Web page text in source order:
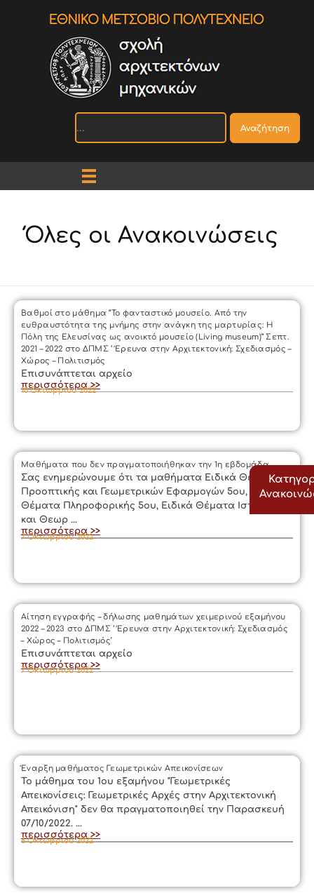
Αναζήτηση
Όλες οι Ανακοινώσεις
Βαθμοί στο μάθημα “Το φανταστικό μουσείο. Από την
ευθραυστότητα της μνήμης στην ανάγκη της μαρτυρίας: Η
Πόλη της Ελευσίνας ως ανοικτό μουσείο (Living museum)” Σεπτ.
2021 – 2022 στο ΔΠΜΣ ‘ Έρευνα στην Αρχιτεκτονική: Σχεδιασμός –
Χώρος – Πολιτισμός
Επισυνάπτεται αρχείο
περισσότερα >>
10 Οκτωβρίου 2022
Μαθήματα που δεν πραγματοποιήθηκαν την 1η εβδομάδα
Σας ενημερώνουμε ότι τα μαθήματα Ειδικά Θέματα
Προοπτικής και Γεωμετρικών Εφαρμογών 5ου, Ειδικά
Θέματα Πληροφορικής 5ου, Ειδικά Θέματα Ιστορίας
και Θεωρ ...
περισσότερα >>
7 Οκτωβρίου 2022
Αίτηση εγγραφής – δήλωσης μαθημάτων χειμερινού εξαμήνου
2022 – 2023 στο ΔΠΜΣ ‘ Έρευνα στην Αρχιτεκτονική: Σχεδιασμός
– Χώρος – Πολιτισμός’
Επισυνάπτεται αρχείο
περισσότερα >>
7 Οκτωβρίου 2022
Έναρξη μαθήματος Γεωμετρικών Απεικονίσεων
Το μάθημα του 1ου εξαμήνου "Γεωμετρικές
Απεικονίσεις: Γεωμετρικές Αρχές στην Αρχιτεκτονική
Απεικόνιση" δεν θα πραγματοποιηθεί την Παρασκευή
07/10/2022. ...
περισσότερα >>
6 Οκτωβρίου 2022